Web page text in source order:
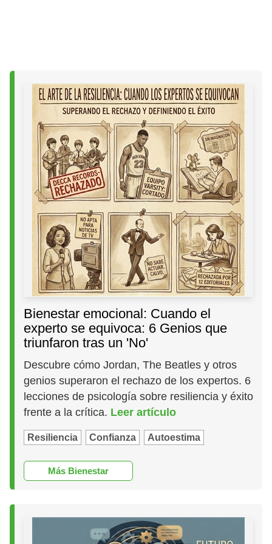
Bienestar emocional: Cuando el
experto se equivoca: 6 Genios que
triunfaron tras un 'No'
Descubre cómo Jordan, The Beatles y otros
genios superaron el rechazo de los expertos. 6
lecciones de psicología sobre resiliencia y éxito
frente a la crítica. Leer artículo
Resiliencia Confianza Autoestima
Más Bienestar